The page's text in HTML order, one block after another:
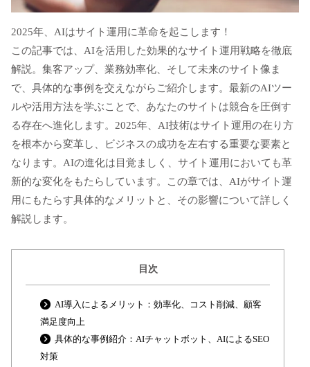
2025年、AIはサイト運用に革命を起こします！
この記事では、AIを活用した効果的なサイト運用戦略を徹底
解説。集客アップ、業務効率化、そして未来のサイト像ま
で、具体的な事例を交えながらご紹介します。最新のAIツー
ルや活用方法を学ぶことで、あなたのサイトは競合を圧倒す
る存在へ進化します。2025年、AI技術はサイト運用の在り方
を根本から変革し、ビジネスの成功を左右する重要な要素と
なります。AIの進化は目覚ましく、サイト運用においても革
新的な変化をもたらしています。この章では、AIがサイト運
用にもたらす具体的なメリットと、その影響について詳しく
解説します。
目次
AI導入によるメリット：効率化、コスト削減、顧客
満足度向上
具体的な事例紹介：AIチャットボット、AIによるSEO
対策